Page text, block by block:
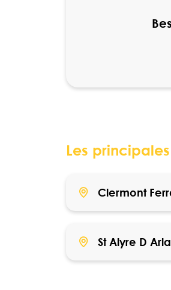
Les
Clermont
St Alyre D